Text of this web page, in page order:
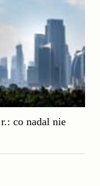
co nadal nie